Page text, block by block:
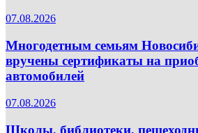
07.08.2026
Многодетным семьям
вручены сертификаты на
автомобилей
07.08.2026
Школы, библиотеки,